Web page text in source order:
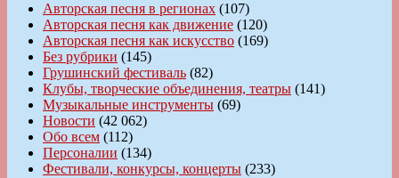
Авторская песня в регионах (107)
Авторская песня как движение (120)
Авторская песня как искусство (169)
Без рубрики (145)
Грушинский фестиваль (82)
Клубы, творческие объединения, театры (141)
Музыкальные инструменты (69)
Новости (42 062)
Обо всем (112)
Персоналии (134)
Фестивали, конкурсы, концерты (233)